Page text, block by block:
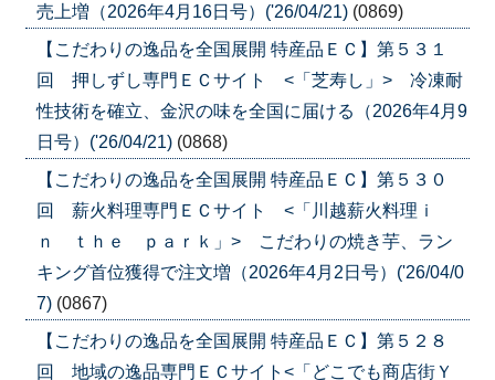
売上増（2026年4月16日号）('26/04/21) (0869)
【こだわりの逸品を全国展開 特産品ＥＣ】第５３１
回 押しずし専門ＥＣサイト <「芝寿し」> 冷凍耐
性技術を確立、金沢の味を全国に届ける（2026年4月9
日号）('26/04/21) (0868)
【こだわりの逸品を全国展開 特産品ＥＣ】第５３０
回 薪火料理専門ＥＣサイト <「川越薪火料理ｉ
ｎ ｔｈｅ ｐａｒｋ」> こだわりの焼き芋、ラン
キング首位獲得で注文増（2026年4月2日号）('26/04/0
7) (0867)
【こだわりの逸品を全国展開 特産品ＥＣ】第５２８
回 地域の逸品専門ＥＣサイト<「どこでも商店街Ｙ